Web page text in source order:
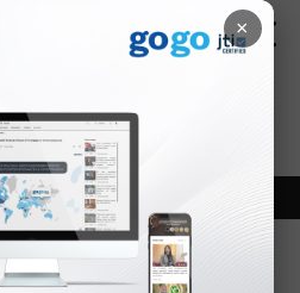
×
Зурхай
8.07
Шинэ